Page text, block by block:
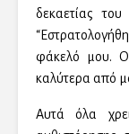
δεκαετίας
φάκελό μου.
καλύτερα από
Αυτά όλα